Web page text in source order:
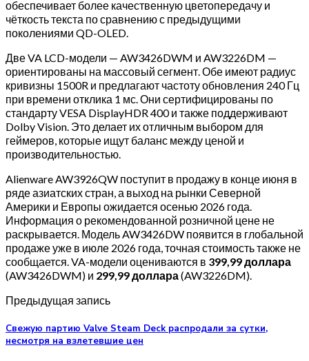
обеспечивает более качественную цветопередачу и
чёткость текста по сравнению с предыдущими
поколениями QD-OLED.
Две VA LCD-модели — AW3426DWM и AW3226DM —
ориентированы на массовый сегмент. Обе имеют радиус
кривизны 1500R и предлагают частоту обновления 240 Гц
при времени отклика 1 мс. Они сертифицированы по
стандарту VESA DisplayHDR 400 и также поддерживают
Dolby Vision. Это делает их отличным выбором для
геймеров, которые ищут баланс между ценой и
производительностью.
Alienware AW3926QW поступит в продажу в конце июня в
ряде азиатских стран, а выход на рынки Северной
Америки и Европы ожидается осенью 2026 года.
Информация о рекомендованной розничной цене не
раскрывается. Модель AW3426DW появится в глобальной
продаже уже в июле 2026 года, точная стоимость также не
сообщается. VA-модели оцениваются в 399,99 доллара
(AW3426DWM) и 299,99 доллара(AW3226DM).
Предыдущая запись
Свежую партию Valve Steam Deck распродали за сутки,
несмотря на взлетевшие цен